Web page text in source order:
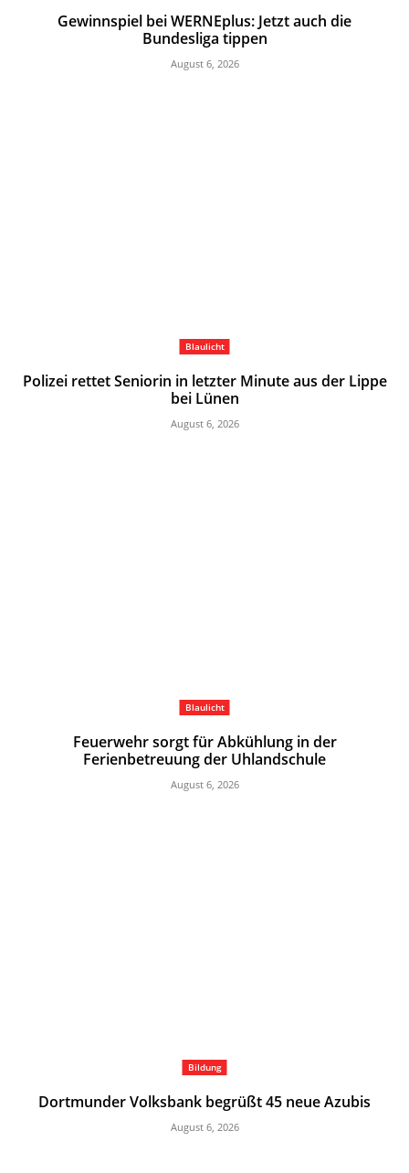
Gewinnspiel bei WERNEplus: Jetzt auch die
Bundesliga tippen
August 6, 2026
Blaulicht
Polizei rettet Seniorin in letzter Minute aus der Lippe
bei Lünen
August 6, 2026
Blaulicht
Feuerwehr sorgt für Abkühlung in der
Ferienbetreuung der Uhlandschule
August 6, 2026
Bildung
Dortmunder Volksbank begrüßt 45 neue Azubis
August 6, 2026